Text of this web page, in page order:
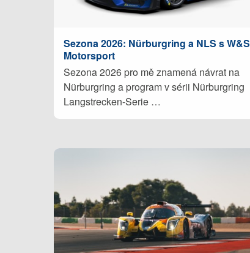
Sezona 2026: Nürburgring a NLS s W&S
Motorsport
Sezona 2026 pro mě znamená návrat na
Nürburgring a program v sérii Nürburgring
Langstrecken-Serie …